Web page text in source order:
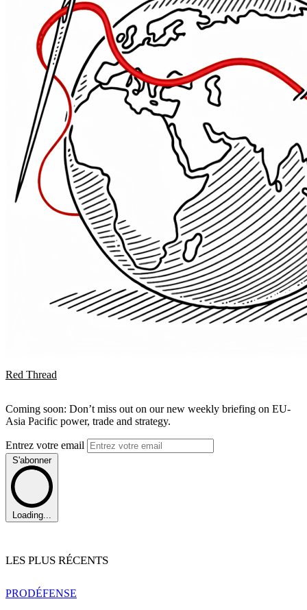
Red Thread
Coming soon: Don’t miss out on our new weekly briefing on EU-
Asia Pacific power, trade and strategy.
Entrez votre email
S'abonner
Loading...
LES PLUS RÉCENTS
PRODÉFENSE